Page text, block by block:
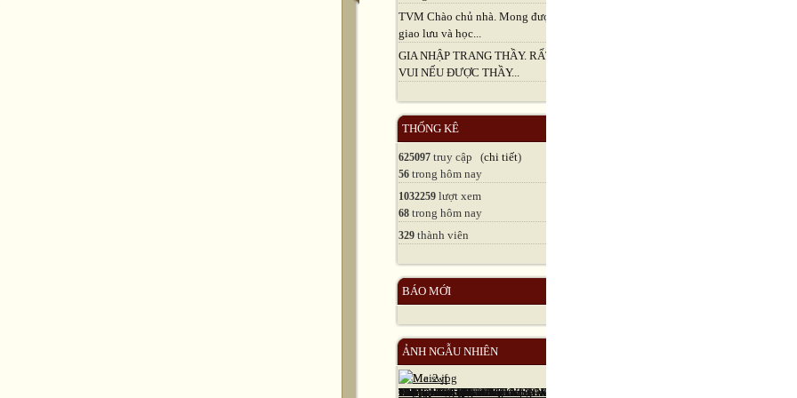
TVM Chào chủ nhà. Mong được
giao lưu và học...
GIA NHẬP TRANG THẦY. RẤT
VUI NẾU ĐƯỢC THẦY...
THỐNG KÊ
625097 truy cập (chi tiết)
56 trong hôm nay
1032259 lượt xem
68 trong hôm nay
329 thành viên
BÁO MỚI
ẢNH NGẪU NHIÊN